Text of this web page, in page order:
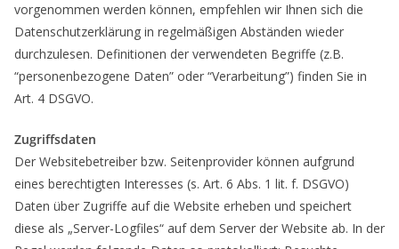
vorgenommen werden können, empfehlen wir Ihnen sich die
Datenschutzerklärung in regelmäßigen Abständen wieder
durchzulesen. Definitionen der verwendeten Begriffe (z.B.
“personenbezogene Daten” oder “Verarbeitung”) finden Sie in
Art. 4 DSGVO.
Zugriffsdaten
Der Websitebetreiber bzw. Seitenprovider können aufgrund
eines berechtigten Interesses (s. Art. 6 Abs. 1 lit. f. DSGVO)
Daten über Zugriffe auf die Website erheben und speichert
diese als „Server-Logfiles“ auf dem Server der Website ab. In der